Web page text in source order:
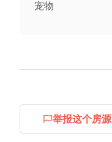
宠物
举报这个房源